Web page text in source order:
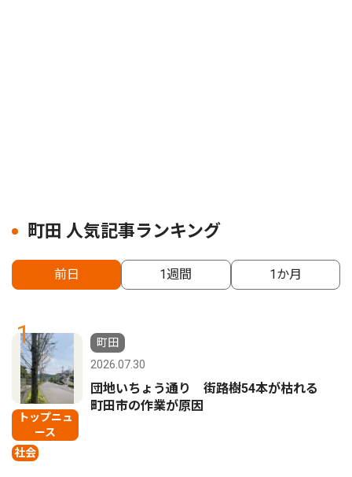
町田 人気記事ランキング
前日 1週間 1か月
1
トップニュ
ース
社会
町田
2026.07.30
団地いちょう通り 街路樹54本が枯れる
町田市の作業が原因